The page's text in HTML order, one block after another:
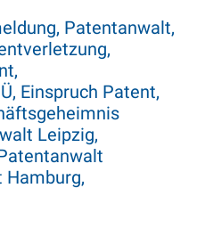
Patentanwalt,
Einspruch Patent,
Leipzig,
Hamburg,